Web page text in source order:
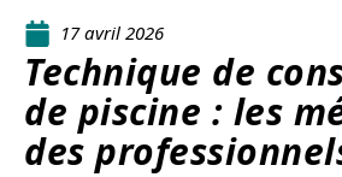
17 avril 2026
Technique de
de piscine : les
des